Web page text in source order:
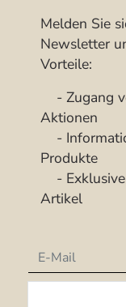
Melden Sie
Newsletter
Vorteile:
- Zugang
Aktionen
-
Produkte
- Exklusive
Artikel
Newsletter